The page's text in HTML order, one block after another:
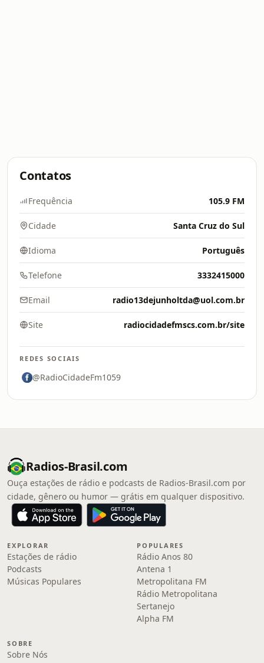
Contatos
Frequência 105.9 FM
Cidade Santa Cruz do Sul
Idioma Português
Telefone 3332415000
Email radio13dejunholtda@uol.com.br
Site radiocidadefmscs.com.br/site
REDES SOCIAIS
@RadioCidadeFm1059
Radios-Brasil.com
Ouça estações de rádio e podcasts de Radios-Brasil.com por
cidade, gênero ou humor — grátis em qualquer dispositivo.
EXPLORAR
Estações de rádio
Podcasts
Músicas Populares
POPULARES
Rádio Anos 80
Antena 1
Metropolitana FM
Rádio Metropolitana
Sertanejo
Alpha FM
SOBRE
Sobre Nós